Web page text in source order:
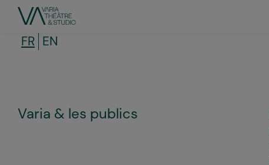
contenu
FR EN
Varia & les publics